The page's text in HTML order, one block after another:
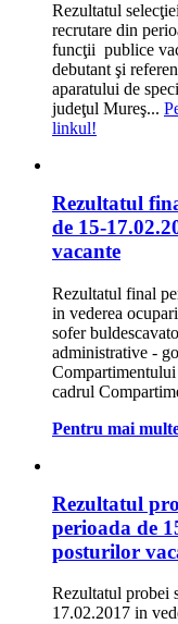
Rezultatul
recrutare din
funcţii publice
debutant şi
aparatului de
judeţul Mureş...
linkul!
Rezultatul
de 15-
vacante
Rezultatul final
in vederea
sofer
administrative -
Compartimentului
cadrul
Pentru mai
Rezultatul
perioada de
posturilor
Rezultatul probei
17.02.2017 in